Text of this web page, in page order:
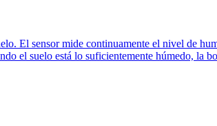
El sensor mide continuamente el nivel de
el suelo está lo suficientemente húmedo, la